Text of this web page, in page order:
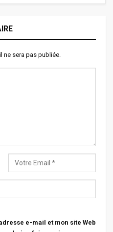
ne sera pas publiée.
e-mail et mon site Web